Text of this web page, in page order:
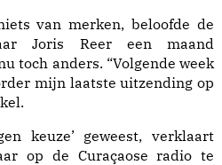
van merken, beloofde de
Joris Reer een maand
toch anders. “Volgende week
mijn laatste uitzending op
keuze’ geweest, verklaart
op de Curaçaose radio te